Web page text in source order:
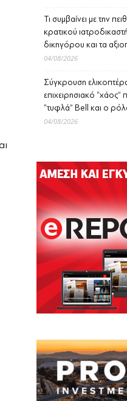
Τι συμβαίνει με την
κρατικού
δικηγόρου και τα
04/08/2026
Σύγκρουση
επιχειρησιακό
“τυφλά” Bell και ο
04/08/2026